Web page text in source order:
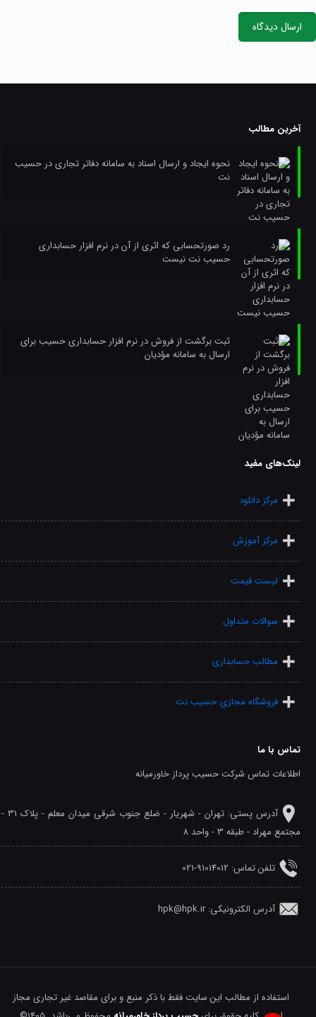
آخرین مطالب
نحوه ایجاد و ارسال اسناد به سامانه دفاتر تجاری در حسیب
نت
رد صورتحسابی که اثری از آن در نرم افزار حسابداری
حسیب نت نیست
ثبت برگشت از فروش در نرم افزار حسابداری حسیب برای
ارسال به سامانه مؤدیان
لینک‌های مفید
مرکز دانلود
مرکز آموزش
لیست قیمت
سوالات متداول
مطالب حسابداری
فروشگاه مجازی حسیب نت
تماس با ما
اطلاعات تماس شرکت حسیب پرداز خاورمیانه
آدرس پستی: تهران - شهريار - ضلع جنوب شرقی میدان معلم - پلاک 31 -
مجتمع مهراد - طبقه 3 - واحد 8
تلفن‌ تماس: 91014012-021
آدرس الکترونیکی: hpk@hpk.ir
استفاده از مطالب این سایت فقط با ذکر منبع و برای مقاصد غیر تجاری مجاز